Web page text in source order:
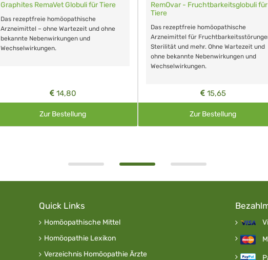
Graphites RemaVet Globuli für Tiere
Das rezeptfreie homöopathische
Arzneimittel – ohne Wartezeit und ohne
bekannte Nebenwirkungen und
Wechselwirkungen.
14,80
Zur Bestellung
RemOvar - Fruchtbarkeitsglobuli für
Tiere
Das rezeptfreie homöopathische
Arzneimittel für
Sterilität und mehr. Ohne Wartezeit und
ohne bekannte Nebenwirkungen und
Wechselwirkungen.
15,65
Zur Bestellung
Quick Links
Homöopathische Mittel
Homöopathie Lexikon
Verzeichnis Homöopathie Ärzte